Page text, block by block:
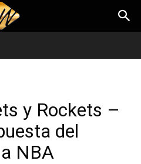
y Rockets –
del
NBA